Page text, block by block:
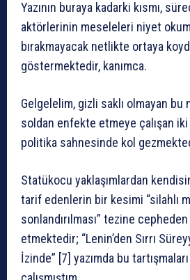
Yazının buraya kadarki kısmı,
aktörlerinin meseleleri niyet
bırakmayacak netlikte ortaya
göstermektedir, kanımca.
Gelgelelim, gizli saklı olmayan bu
soldan enfekte etmeye çalışan
politika sahnesinde kol
Statükocu yaklaşımlardan
tarif edenlerin bir kesimi “silahlı
sonlandırılması” tezine
etmektedir; “Lenin’den Sırrı
İzinde” [7] yazımda bu